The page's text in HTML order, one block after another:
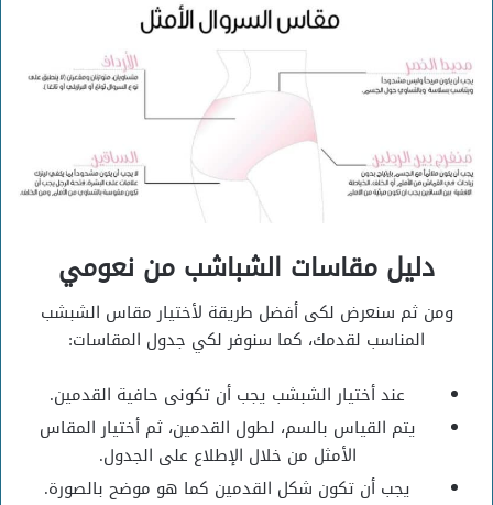
دليل مقاسات الشباشب من نعومي
ومن ثم سنعرض لكى أفضل طريقة لأختيار مقاس الشبشب
المناسب لقدمك، كما سنوفر لكي جدول المقاسات:
عند أختيار الشبشب يجب أن تكونى حافية القدمين.
يتم القياس بالسم، لطول القدمين، ثم أختيار المقاس
الأمثل من خلال الإطلاع على الجدول.
يجب أن تكون شكل القدمين كما هو موضح بالصورة.